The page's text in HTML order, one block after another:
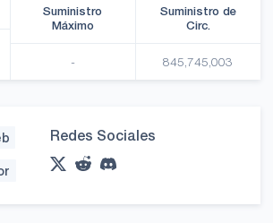
Suministro
Máximo
-
Suministro de
Circ.
845,745,003
Redes Sociales